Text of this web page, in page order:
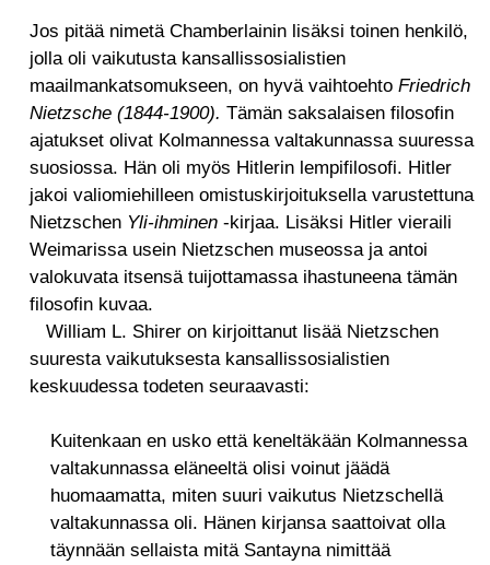
Jos pitää nimetä Chamberlainin lisäksi toinen henkilö,
jolla oli vaikutusta kansallissosialistien
maailmankatsomukseen, on hyvä vaihtoehto Friedrich
Nietzsche (1844-1900). Tämän saksalaisen filosofin
ajatukset olivat Kolmannessa valtakunnassa suuressa
suosiossa. Hän oli myös Hitlerin lempifilosofi. Hitler
jakoi valiomiehilleen omistuskirjoituksella varustettuna
Nietzschen Yli-ihminen-kirjaa. Lisäksi Hitler vieraili
Weimarissa usein Nietzschen museossa ja antoi
valokuvata itsensä tuijottamassa ihastuneena tämän
filosofin kuvaa.
William L. Shirer on kirjoittanut lisää Nietzschen
suuresta vaikutuksesta kansallissosialistien
keskuudessa todeten seuraavasti:
Kuitenkaan en usko että keneltäkään Kolmannessa
valtakunnassa eläneeltä olisi voinut jäädä
huomaamatta, miten suuri vaikutus Nietzschellä
valtakunnassa oli. Hänen kirjansa saattoivat olla
täynnään sellaista mitä Santayna nimittää